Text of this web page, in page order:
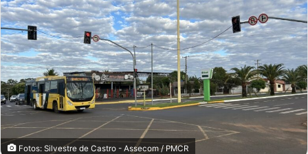
Fotos: Silvestre de Castro - Assecom / PMCR